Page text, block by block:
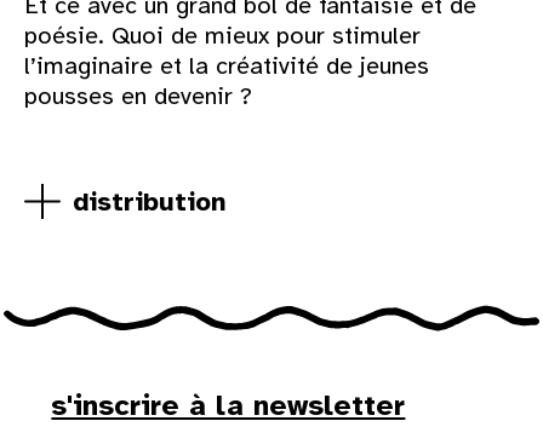
poésie. Quoi de mieux pour stimuler
l’imaginaire et la créativité de jeunes
pousses en devenir ?
distribution
s'inscrire à la newsletter